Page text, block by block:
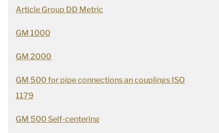
Article Group DD Metric
GM 1000
GM 2000
GM 500 for pipe connections an couplings ISO
1179
GM 500 Self-centering